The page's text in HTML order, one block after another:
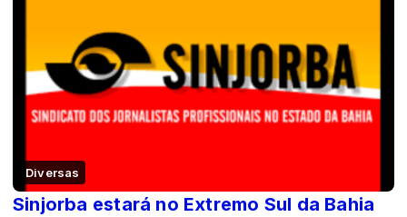
Diversas
Sinjorba estará no Extremo Sul da Bahia